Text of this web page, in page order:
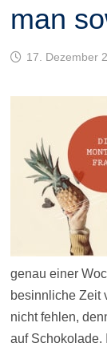
man
17. Dezember
genau einer
besinnliche Zeit
nicht fehlen,
auf Schokolade.